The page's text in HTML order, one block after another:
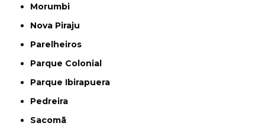
Morumbi
Nova Piraju
Parelheiros
Parque Colonial
Parque Ibirapuera
Pedreira
Sacomã